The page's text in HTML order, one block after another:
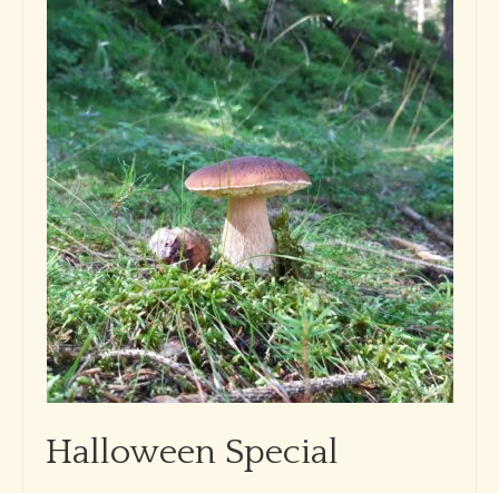
Zimmer
Angebote
Online buchen
Lage & Kontakt
Halloween Special